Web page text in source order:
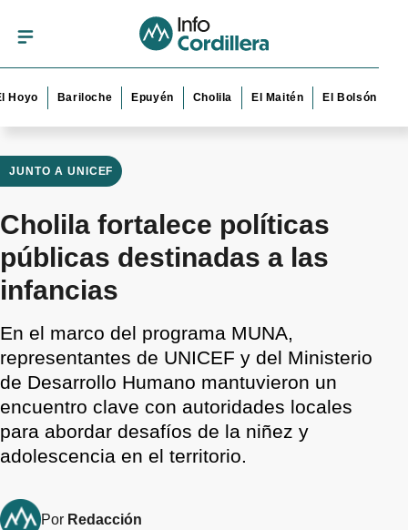
Bariloche Epuyén Cholila El Maitén El Bolsón Esquel
JUNTO A UNICEF
Cholila fortalece políticas
públicas destinadas a las
infancias
En el marco del programa MUNA,
representantes de UNICEF y del Ministerio
de Desarrollo Humano mantuvieron un
encuentro clave con autoridades locales
para abordar desafíos de la niñez y
adolescencia en el territorio.
Por Redacción